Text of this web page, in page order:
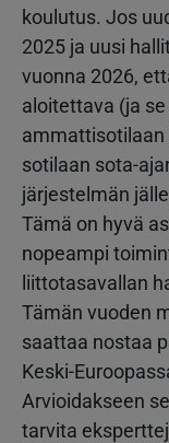
koulutus. Jos
2025 ja uusi
vuonna 2026,
aloitettava (ja
ammattisotilaan
sotilaan sota-
järjestelmän
Tämä on hyvä
nopeampi
liittotasavallan
Tämän vuoden
saattaa nostaa
Keski-
Arvioidakseen
tarvita